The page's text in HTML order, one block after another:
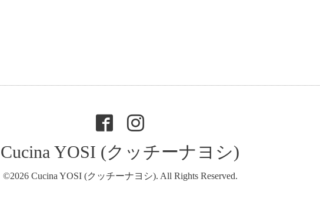
Cucina YOSI (クッチーナヨシ)
©2026 Cucina YOSI (クッチーナヨシ). All Rights Reserved.